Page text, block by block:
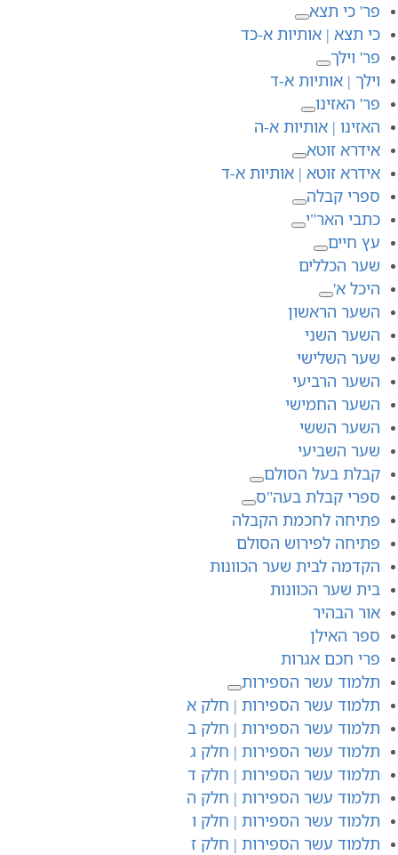
פר' כי תצא
כי תצא | אותיות א-כד
פר' וילך
וילך | אותיות א-ד
פר' האזינו
האזינו | אותיות א-ה
אידרא זוטא
אידרא זוטא | אותיות א-ד
ספרי קבלה
כתבי האר"י
עץ חיים
שער הכללים
היכל א'
השער הראשון
השער השני
שער השלישי
השער הרביעי
השער החמישי
השער הששי
שער השביעי
קבלת בעל הסולם
ספרי קבלת בעה"ס
פתיחה לחכמת הקבלה
פתיחה לפירוש הסולם
הקדמה לבית שער הכוונות
בית שער הכוונות
אור הבהיר
ספר האילן
פרי חכם אגרות
תלמוד עשר הספירות
תלמוד עשר הספירות | חלק א
תלמוד עשר הספירות | חלק ב
תלמוד עשר הספירות | חלק ג
תלמוד עשר הספירות | חלק ד
תלמוד עשר הספירות | חלק ה
תלמוד עשר הספירות | חלק ו
תלמוד עשר הספירות | חלק ז